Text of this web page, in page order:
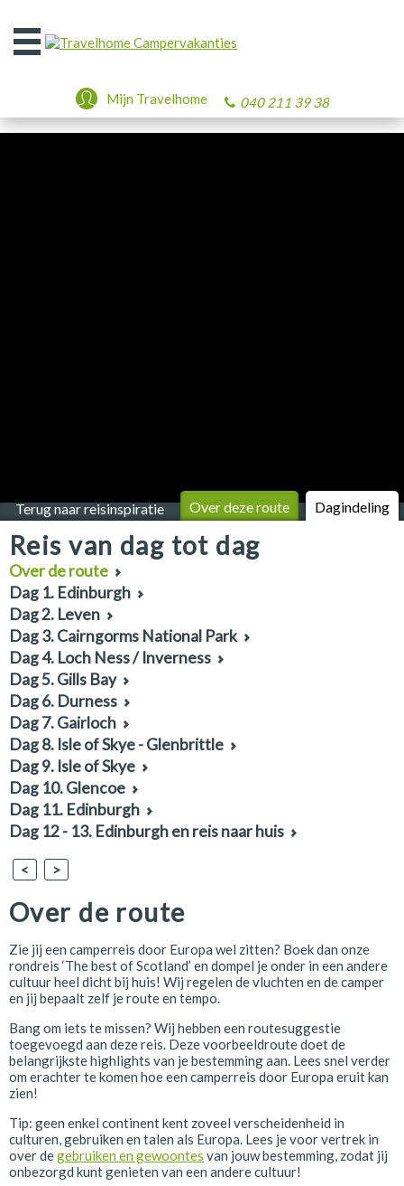
Open
het
040 211 39 38
Mijn Travelhome
Terug naar reisinspiratie Over deze route Dagindeling
< >
Over de route
Zie jij een camperreis door Europa wel zitten? Boek dan onze
rondreis ‘The best of Scotland’ en dompel je onder in een andere
cultuur heel dicht bij huis! Wij regelen de vluchten en de camper
en jij bepaalt zelf je route en tempo.
Bang om iets te missen? Wij hebben een routesuggestie
toegevoegd aan deze reis. Deze voorbeeldroute doet de
belangrijkste highlights van je bestemming aan. Lees snel verder
om erachter te komen hoe een camperreis door Europa eruit kan
zien!
Tip: geen enkel continent kent zoveel verscheidenheid in
culturen, gebruiken en talen als Europa. Lees je voor vertrek in
over degebruiken en gewoontes van jouw bestemming, zodat jij
onbezorgd kunt genieten van een andere cultuur!
Reis van dag tot dag
Over de route
Dag 1. Edinburgh
Dag 2. Leven
Dag 3. Cairngorms National Park
Dag 4. Loch Ness / Inverness
Dag 5. Gills Bay
Dag 6. Durness
Dag 7. Gairloch
Dag 8. Isle of Skye - Glenbrittle
Dag 9. Isle of Skye
Dag 10. Glencoe
Dag 11. Edinburgh
Dag 12 - 13. Edinburgh en reis naar huis